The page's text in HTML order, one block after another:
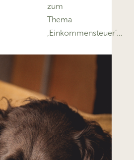
zum
Thema
‚Einkommensteuer’…